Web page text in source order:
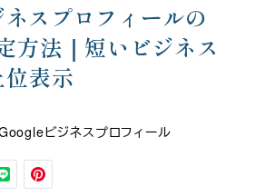
スプロフィールの
方法｜短いビジネス
表示
ゴリービジネスプロフィール